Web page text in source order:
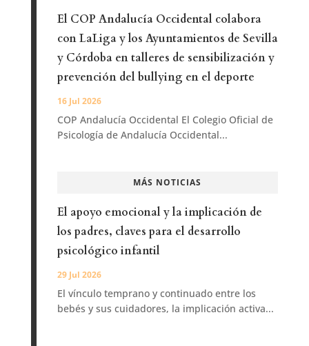
El COP Andalucía Occidental colabora
con LaLiga y los Ayuntamientos de Sevilla
y Córdoba en talleres de sensibilización y
prevención del bullying en el deporte
16 Jul 2026
COP Andalucía Occidental El Colegio Oficial de
Psicología de Andalucía Occidental...
MÁS NOTICIAS
El apoyo emocional y la implicación de
los padres, claves para el desarrollo
psicológico infantil
29 Jul 2026
El vínculo temprano y continuado entre los
bebés y sus cuidadores, la implicación activa...